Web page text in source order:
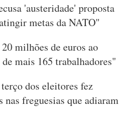
'austeridade' proposta
metas da NATO"
milhões de euros ao
mais 165 trabalhadores"
dos eleitores fez
nas freguesias que adiaram